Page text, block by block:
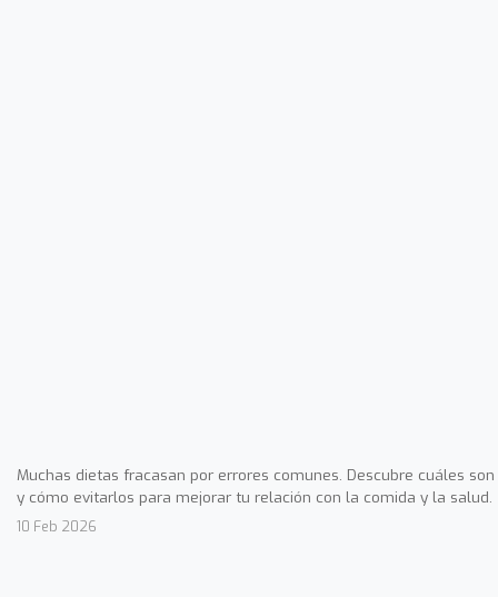
Muchas dietas fracasan por errores comunes. Descubre cuáles son
y cómo evitarlos para mejorar tu relación con la comida y la salud.
10 Feb 2026